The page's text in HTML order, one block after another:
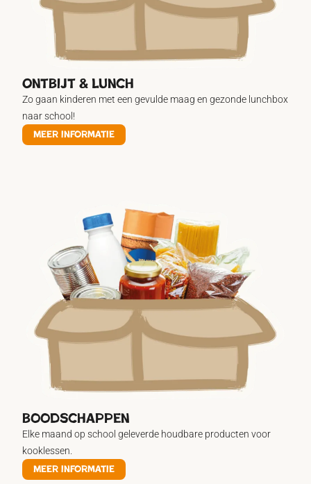
Ontbijt & lunch
Zo gaan kinderen met een gevulde maag en gezonde lunchbox
naar school!
Meer informatie
boodschappen
Elke maand op school geleverde houdbare producten voor
kooklessen.
Meer informatie